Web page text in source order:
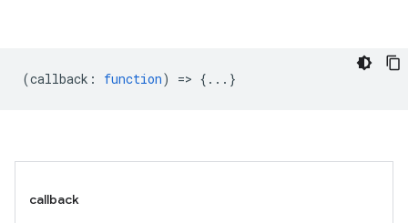
(callback : function) => {...}
callback